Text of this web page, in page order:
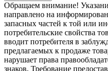
Обращаем внимание!
направлено на
запасных частей к той или
потребительские свойства
вводит потребителя в
предлагаемых к продаже
нарушает права
знаков. Требование